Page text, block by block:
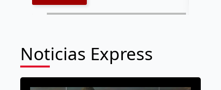
Noticias Express